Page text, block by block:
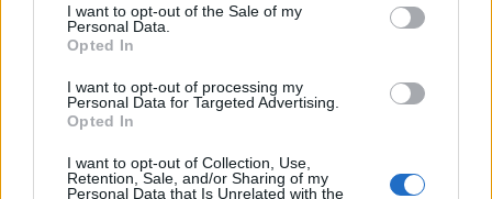
I want to opt-out of the Sale of my
Personal Data.
Opted In
I want to opt-out of processing my
Personal Data for Targeted Advertising.
Opted In
I want to opt-out of Collection, Use,
Retention, Sale, and/or Sharing of my
Personal Data that Is Unrelated with the
10. E l'ora di educazione sessuale